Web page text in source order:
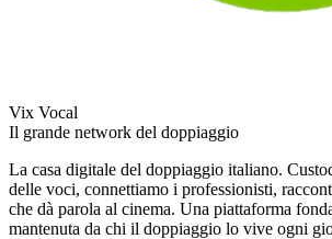
Vix Vocal
Il grande network del doppiaggio
La casa digitale del doppiaggio italiano.
delle voci, connettiamo i professionisti,
che dà parola al cinema. Una piattaforma
mantenuta da chi il doppiaggio lo vive ogni